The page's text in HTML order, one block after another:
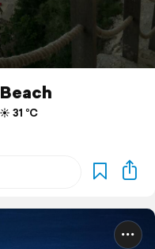
31 °C